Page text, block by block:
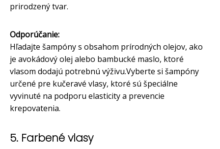
prirodzený tvar.
Odporúčanie:
Hľadajte šampóny s obsahom prírodných olejov, ako
je avokádový olej alebo bambucké maslo, ktoré
vlasom dodajú potrebnú výživu.Vyberte si šampóny
určené pre kučeravé vlasy, ktoré sú špeciálne
vyvinuté na podporu elasticity a prevencie
krepovatenia.
5. Farbené vlasy